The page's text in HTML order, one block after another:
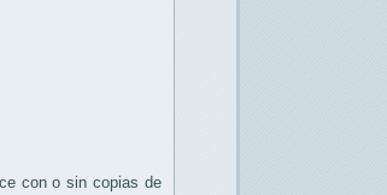
con o sin copias de